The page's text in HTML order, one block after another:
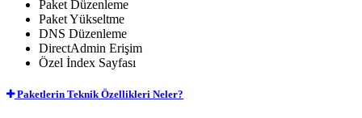
Paket Düzenleme
Paket Yükseltme
DNS Düzenleme
DirectAdmin Erişim
Özel İndex Sayfası
Paketlerin Teknik Özellikleri Neler?